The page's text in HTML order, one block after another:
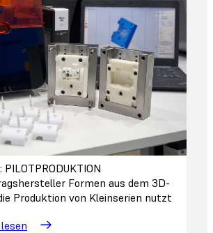
PILOTPRODUKTION
Formen aus dem 3D-
Produktion von Kleinserien nutzt